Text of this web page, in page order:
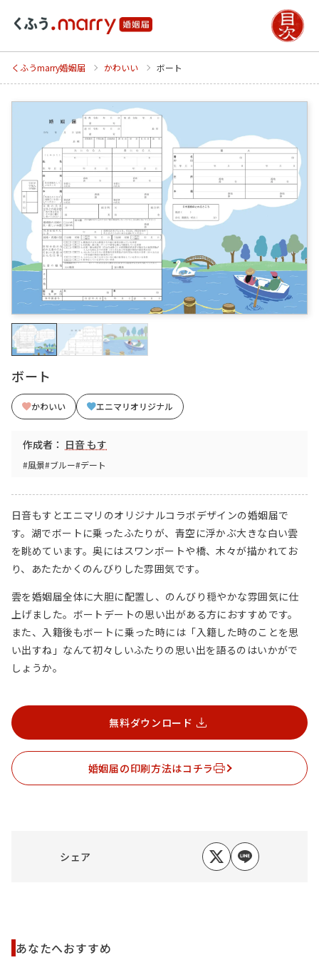
くふうmarry婚姻届 かわいい ボート
ボート
かわいい エニマリオリジナル
作成者： 日音 もす
#風景#ブルー#デート
日音もすとエニマリのオリジナルコラボデザインの婚姻届で
す。湖でボートに乗ったふたりが、青空に浮かぶ大きな白い雲
を眺めています。奥にはスワンボートや橋、木々が描かれてお
り、あたたかくのんびりした雰囲気です。
雲を婚姻届全体に大胆に配置し、のんびり穏やかな雰囲気に仕
上げました。ボートデートの思い出がある方におすすめです。
また、入籍後もボートに乗った時には「入籍した時のことを思
い出すね」なんて初々しいふたりの思い出を語るのはいかがで
しょうか。
無料ダウンロード
婚姻届の印刷方法はコチラ
シェア
あなたへおすすめ